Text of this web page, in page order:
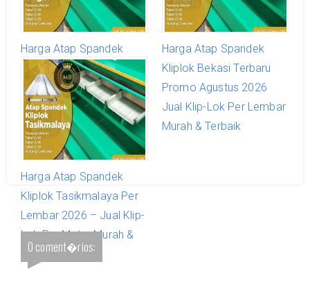
Harga Atap Spandek
Kliplok Bogor Terbaru
Promo Agustus 2026
Jual Klip-Lok Per Lembar
Murah & Terbaik
Harga Atap Spandek
Kliplok Bekasi Terbaru
Promo Agustus 2026
Jual Klip-Lok Per Lembar
Murah & Terbaik
Harga Atap Spandek
Kliplok Tasikmalaya Per
Lembar 2026 – Jual Klip-
Lok Per Meter Murah &
Terbaik
0 coment�rios: